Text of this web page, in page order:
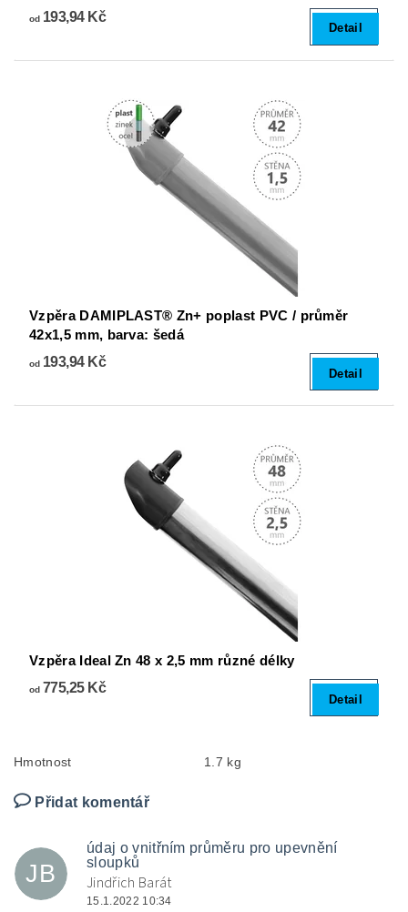
od193,94 Kč
Detail
Vzpěra DAMIPLAST® Zn+ poplast PVC / průměr
42x1,5 mm, barva: šedá
od193,94 Kč
Detail
Vzpěra Ideal Zn 48 x 2,5 mm různé délky
od775,25 Kč
Detail
Hmotnost 1.7 kg
Přidat komentář
JB
údaj o vnitřním průměru pro upevnění
sloupků
Jindřich Barát
15.1.2022 10:34